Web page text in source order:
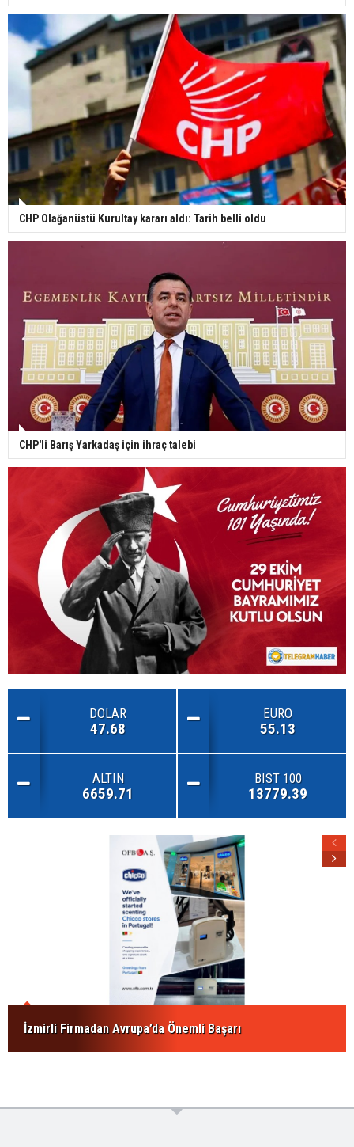
CHP Olağanüstü Kurultay kararı aldı: Tarih belli oldu
CHP'li Barış Yarkadaş için ihraç talebi
DOLAR
47.68
EURO
55.13
ALTIN
6659.71
BIST 100
13779.39
İzmirli Firmadan Avrupa’da Önemli Başarı